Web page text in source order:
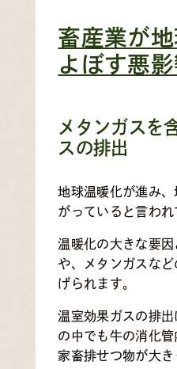
畜産業が
よぼす悪
メタンガスを
スの排出
地球温暖化が進み
がっていると言われ
温暖化の大きな要
や、メタンガスな
げられます。
温室効果ガスの排
の中でも牛の消化
家畜排せつ物が大き